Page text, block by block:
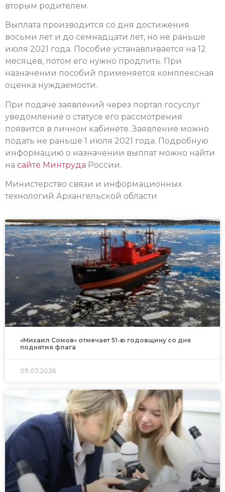
вторым родителем.
Выплата производится со дня достижения
восьми лет и до семнадцати лет, но не раньше
июля 2021 года. Пособие устанавливается на 12
месяцев, потом его нужно продлить. При
назначении пособий применяется комплексная
оценка нуждаемости.
При подаче заявлений через портал госуслуг
уведомление о статусе его рассмотрения
появится в личном кабинете. Заявление можно
подать не раньше 1 июля 2021 года. Подробную
информацию о назначении выплат можно найти
на сайте Минтруда России.
Министерство связи и информационных
технологий Архангельской области
«Михаил Сомов» отмечает 51-ю годовщину со дня
поднятия флага
09.07.2026